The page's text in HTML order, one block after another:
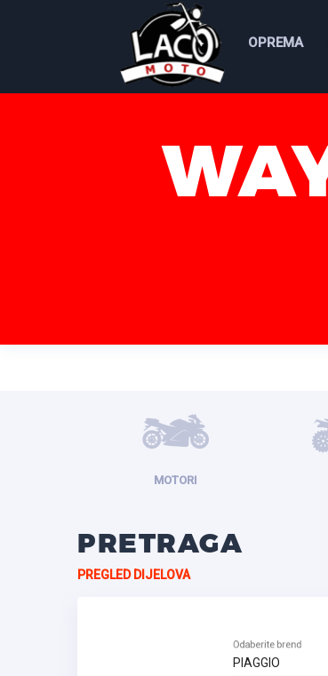
OPREMA
MOTORI
PRETRAGA
PREGLED DIJELOVA
PIAGGIO
Odaberite brend